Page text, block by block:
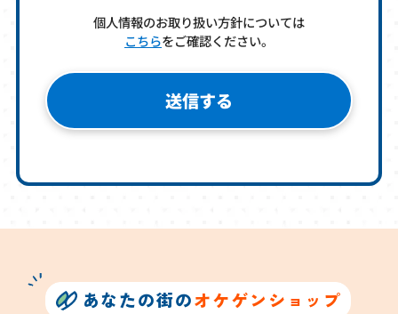
個人情報のお取り扱い方針については
こちらをご確認ください。
あなたの街のオケゲンショップ